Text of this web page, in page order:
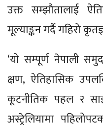
उक्त सम्झौतालाई
मूल्याङ्कन गर्दै गहिरो
‘यो सम्पूर्ण नेपाली
क्षण, ऐतिहासिक
कूटनीतिक पहल र
अस्ट्रेलियामा